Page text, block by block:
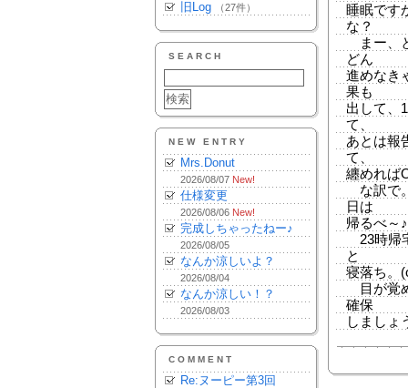
旧Log （27件）
SEARCH
NEW ENTRY
Mrs.Donut
2026/08/07 New!
仕様変更
2026/08/06 New!
完成しちゃったねー♪
2026/08/05
なんか涼しいよ？
2026/08/04
なんか涼しい！？
2026/08/03
COMMENT
Re:ヌーピー第3回
睡眠です
な？
まー、
どん
進めなき
果も
出して、
て、
あとは報
て、
纏めれば
な訳で
日は
帰るべ～
23時帰
と
寝落ち。
目が覚
確保
しましょ